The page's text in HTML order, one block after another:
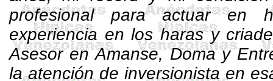
profesional para actuar en
experiencia en los haras y
Asesor en Amanse, Doma y
la atención de inversionista en